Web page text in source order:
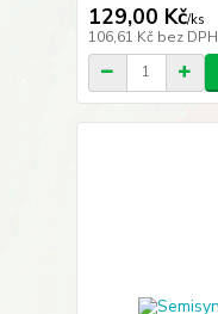
129,00 Kč/ks
106,61 Kč bez DPH